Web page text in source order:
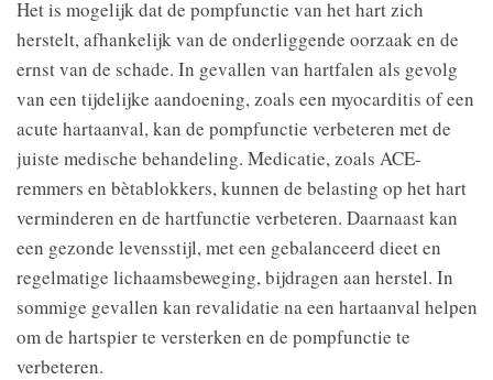
Het is mogelijk dat de pompfunctie van het hart zich
herstelt, afhankelijk van de onderliggende oorzaak en de
ernst van de schade. In gevallen van hartfalen als gevolg
van een tijdelijke aandoening, zoals een myocarditis of een
acute hartaanval, kan de pompfunctie verbeteren met de
juiste medische behandeling. Medicatie, zoals ACE-
remmers en bètablokkers, kunnen de belasting op het hart
verminderen en de hartfunctie verbeteren. Daarnaast kan
een gezonde levensstijl, met een gebalanceerd dieet en
regelmatige lichaamsbeweging, bijdragen aan herstel. In
sommige gevallen kan revalidatie na een hartaanval helpen
om de hartspier te versterken en de pompfunctie te
verbeteren.